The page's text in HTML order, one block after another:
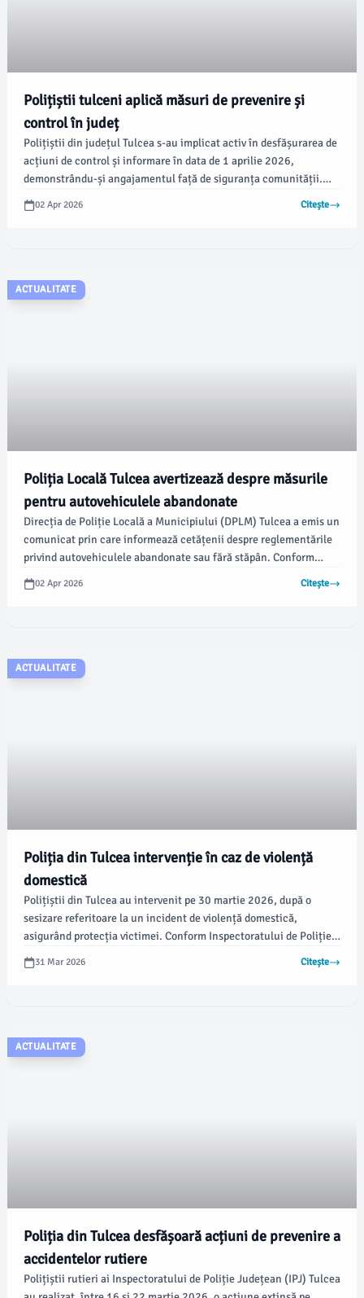
Polițiștii tulceni aplică măsuri de prevenire și
control în județ
Polițiștii din județul Tulcea s-au implicat activ în desfășurarea de
acțiuni de control și informare în data de 1 aprilie 2026,
demonstrându-și angajamentul față de siguranța comunității.
Conform unui comunicat al Inspectoratului de Poliție Județean
(IPJ) Tulcea, aceștia au aplicat măsuri specifice pentru prevenirea
02 Apr 2026 Citește
ACTUALITATE
Poliția Locală Tulcea avertizează despre măsurile
pentru autovehiculele abandonate
Direcția de Poliție Locală a Municipiului (DPLM) Tulcea a emis un
comunicat prin care informează cetățenii despre reglementările
privind autovehiculele abandonate sau fără stăpân. Conform
DPLM, mutarea acestor vehicule din locul inițial, după emiterea
dispoziției de ridicare, nu anulează măsura dispusă.
02 Apr 2026 Citește
ACTUALITATE
Poliția din Tulcea intervenție în caz de violență
domestică
Polițiștii din Tulcea au intervenit pe 30 martie 2026, după o
sesizare referitoare la un incident de violență domestică,
asigurând protecția victimei. Conform Inspectoratului de Poliție
Județean (IPJ) Tulcea, s-a emis un Ordin de Protecție Provizoriu și
a fost întocmit un dosar penal pentru violență în familie.
31 Mar 2026 Citește
ACTUALITATE
Poliția din Tulcea desfășoară acțiuni de prevenire a
accidentelor rutiere
Polițiștii rutieri ai Inspectoratului de Poliție Județean (IPJ) Tulcea